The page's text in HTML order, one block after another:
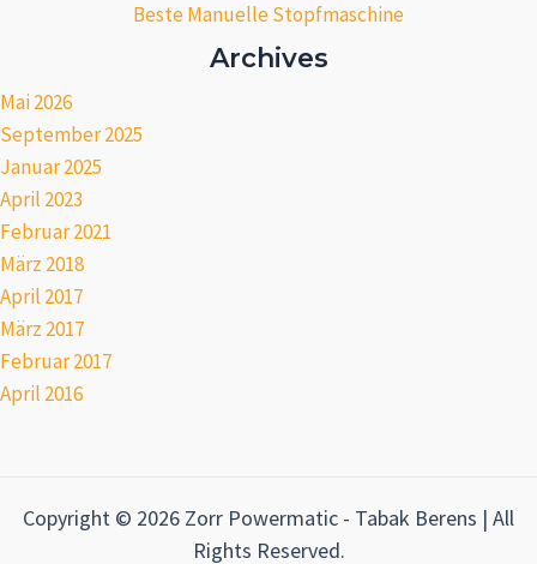
Beste Manuelle Stopfmaschine
Archives
Mai 2026
September 2025
Januar 2025
April 2023
Februar 2021
März 2018
April 2017
März 2017
Februar 2017
April 2016
Copyright © 2026 Zorr Powermatic - Tabak Berens | All
Rights Reserved.